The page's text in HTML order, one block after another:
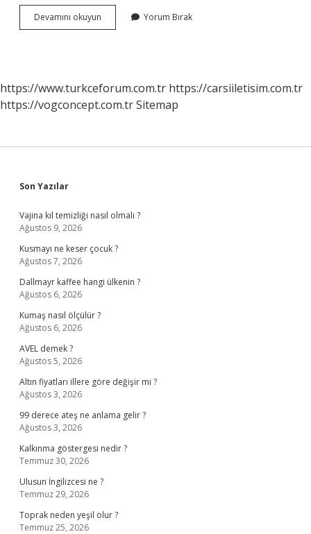
Devamını okuyun
Ne
Yorum Bırak
https://www.turkceforum.com.tr https://carsiiletisim.com.tr
https://vogconcept.com.trSitemap
Sidebar
Son Yazılar
Vajina kıl temizliği nasıl olmalı ?
Ağustos 9, 2026
Kusmayı ne keser çocuk ?
Ağustos 7, 2026
Dallmayr kaffee hangi ülkenin ?
Ağustos 6, 2026
Kumaş nasıl ölçülür ?
Ağustos 6, 2026
AVEL demek ?
Ağustos 5, 2026
Altın fiyatları illere göre değişir mi ?
Ağustos 3, 2026
99 derece ateş ne anlama gelir ?
Ağustos 3, 2026
Kalkınma göstergesi nedir ?
Temmuz 30, 2026
Ulusun İngilizcesi ne ?
Temmuz 29, 2026
Toprak neden yeşil olur ?
Temmuz 25, 2026